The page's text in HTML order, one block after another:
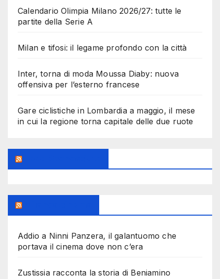
Calendario Olimpia Milano 2026/27: tutte le
partite della Serie A
Milan e tifosi: il legame profondo con la città
Inter, torna di moda Moussa Diaby: nuova
offensiva per l’esterno francese
Gare ciclistiche in Lombardia a maggio, il mese
in cui la regione torna capitale delle due ruote
Addio a Ninni Panzera, il galantuomo che
portava il cinema dove non c’era
Zustissia racconta la storia di Beniamino